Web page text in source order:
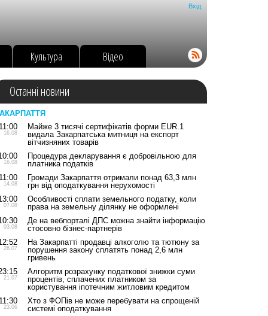
Вхід
Культура Відео
Останні новини
11:00
16.08
Майже 3 тисячі сертифікатів форми EUR.1
видала Закарпатська митниця на експорт
вітчизняних товарів
16.08
Процедура декларування є добровільною для
платника податків
11:00
14.08
Громади Закарпаття отримали понад 63,3 млн
грн від оподаткування нерухомості
07.08
Особливості сплати земельного податку, коли
права на земельну ділянку не оформлені
03.08
Де на вебпорталі ДПС можна знайти інформацію
стосовно бізнес-партнерів
26.07
На Закарпатті продавці алкоголю та тютюну за
порушення закону сплатять понад 2,6 млн
гривень
21.07
Алгоритм розрахунку податкової знижки суми
процентів, сплачених платником за
користування іпотечним житловим кредитом
11:30
23.06
Хто з ФОПів не може перебувати на спрощеній
системі оподаткування